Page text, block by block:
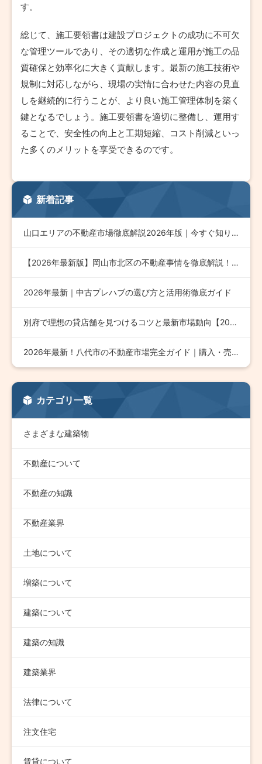
す。
総じて、施工要領書は建設プロジェクトの成功に不可欠
な管理ツールであり、その適切な作成と運用が施工の品
質確保と効率化に大きく貢献します。最新の施工技術や
規制に対応しながら、現場の実情に合わせた内容の見直
しを継続的に行うことが、より良い施工管理体制を築く
鍵となるでしょう。施工要領書を適切に整備し、運用す
ることで、安全性の向上と工期短縮、コスト削減といっ
た多くのメリットを享受できるのです。
新着記事
山口エリアの不動産市場徹底解説2026年版｜今すぐ知りたい最…
【2026年最新版】岡山市北区の不動産事情を徹底解説！成功す…
2026年最新｜中古プレハブの選び方と活用術徹底ガイド
別府で理想の貸店舗を見つけるコツと最新市場動向【2026年版…
2026年最新！八代市の不動産市場完全ガイド｜購入・売却・投…
カテゴリ一覧
さまざまな建築物
不動産について
不動産の知識
不動産業界
土地について
増築について
建築について
建築の知識
建築業界
法律について
注文住宅
賃貸について